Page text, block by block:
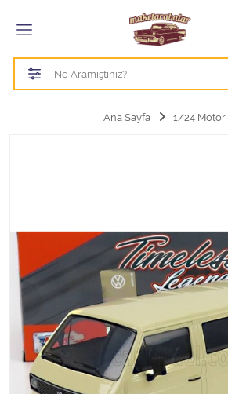
Tüm Kategoriler
1/18 BURAGO
1/18 JADA TOYS
1/18 MAİSTO
1/18 MCG
Ana Sayfa 1/24 Motor